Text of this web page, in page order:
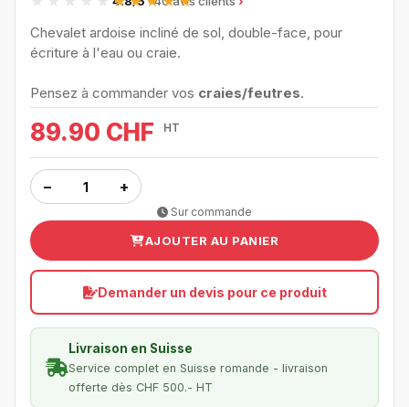
Chevalet ardoise incliné de sol, double-face, pour
écriture à l'eau ou craie.
Pensez à commander vos craies/feutres.
89.90 CHF HT
− +
Sur commande
AJOUTER AU PANIER
Demander un devis pour ce produit
Livraison en Suisse
Service complet en Suisse romande - livraison
offerte dès CHF 500.- HT